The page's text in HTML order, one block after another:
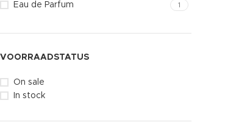
Eau de Parfum 1
VOORRAADSTATUS
On sale
In stock